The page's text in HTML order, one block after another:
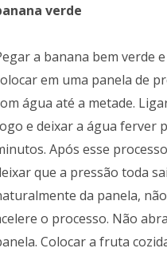
verde
a banana bem verde e
em uma panela de
água até a metade.
e deixar a água ferver
Após esse
que a pressão toda
da panela, não
o processo. Não
Colocar a fruta